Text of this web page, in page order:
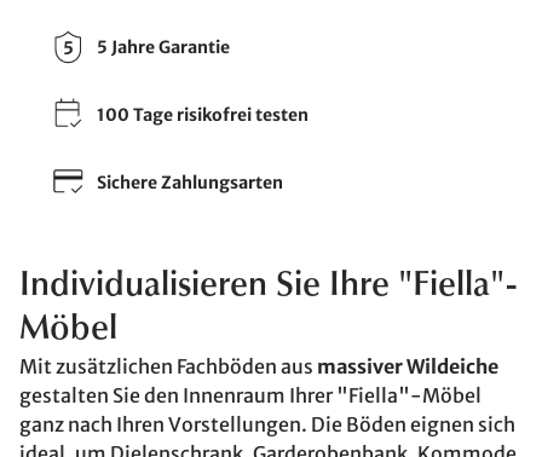
5 Jahre Garantie
100 Tage risikofrei testen
Sichere Zahlungsarten
Individualisieren Sie Ihre "Fiella"-
Möbel
Mit zusätzlichen Fachböden aus massiver Wildeiche
gestalten Sie den Innenraum Ihrer "Fiella"-Möbel
ganz nach Ihren Vorstellungen. Die Böden eignen sich